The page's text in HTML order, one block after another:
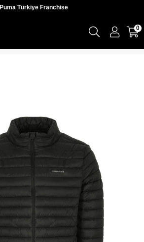
Puma Türkiye Franchise
0